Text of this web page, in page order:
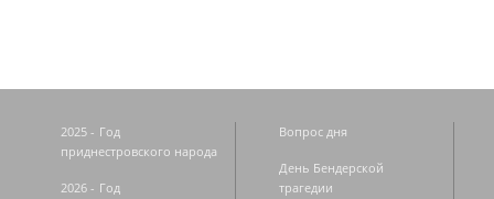
2025 - Год
приднестровского народа
2026 - Год
Вопрос дня
День Бендерской
трагедии